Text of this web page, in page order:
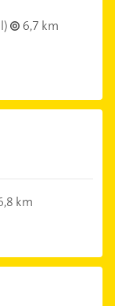
6,7 km
km